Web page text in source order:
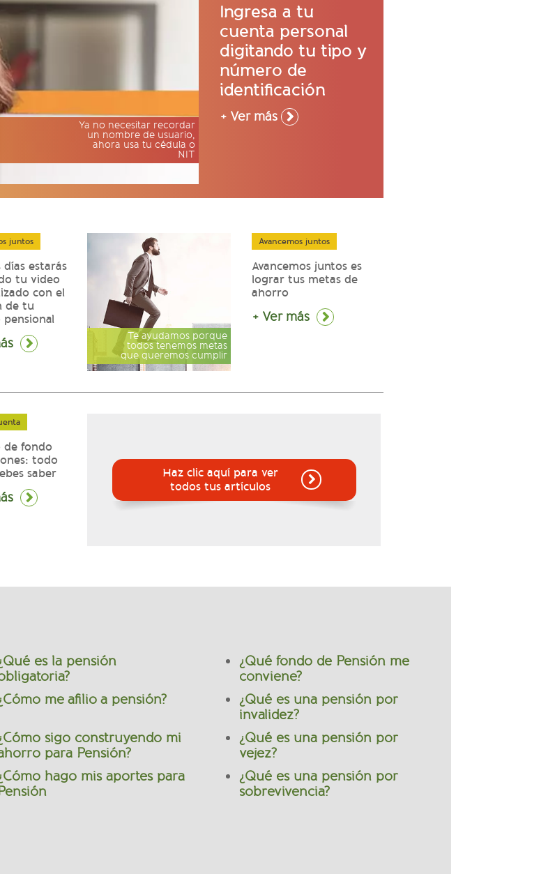
Ya no necesitar recordar
un nombre de usuario,
ahora usa tu cédula o
NIT
Ingresa a tu
cuenta personal
digitando tu tipo y
número de
identificación
+ Ver más
juntos
días estarás
tu video
con el
de tu
Te ayudamos porque
todos tenemos metas
que queremos cumplir
Avancemos juntos
Avancemos juntos es
lograr tus metas de
ahorro
+ Ver más
de fondo
todo
saber
Haz clic aquí para ver
todos tus artículos
es la pensión
me afilio a pensión?
sigo construyendo mi
para Pensión?
hago mis aportes para
¿Qué fondo de Pensión me
conviene?
¿Qué es una pensión por
invalidez?
¿Qué es una pensión por
vejez?
¿Qué es una pensión por
sobrevivencia?